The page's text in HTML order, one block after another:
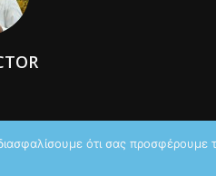
ότι σας προσφέρουμε